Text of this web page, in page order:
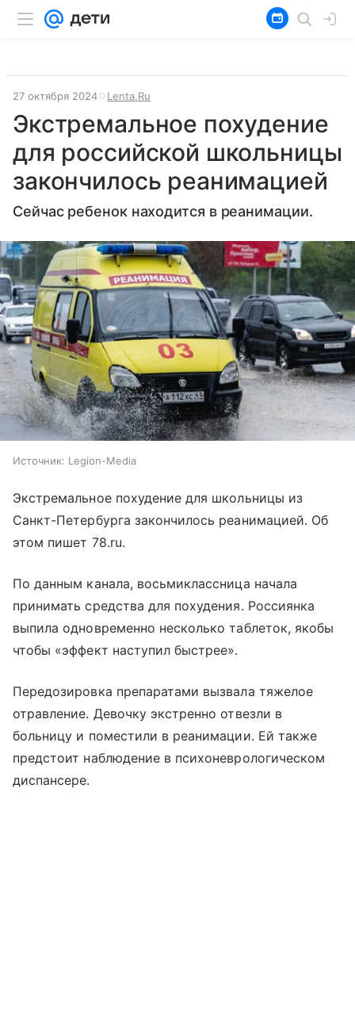
27 октября 2024 Lenta.Ru
Экстремальное похудение
для российской школьницы
закончилось реанимацией
Сейчас ребенок находится в реанимации.
Источник: Legion-Media
Экстремальное похудение для школьницы из
Санкт-Петербурга закончилось реанимацией. Об
этом пишет 78.ru.
По данным канала, восьмиклассница начала
принимать средства для похудения. Россиянка
выпила одновременно несколько таблеток, якобы
чтобы «эффект наступил быстрее».
Передозировка препаратами вызвала тяжелое
отравление. Девочку экстренно отвезли в
больницу и поместили в реанимации. Ей также
предстоит наблюдение в психоневрологическом
диспансере.